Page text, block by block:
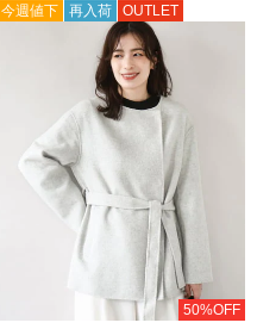
今週値下 再入荷 OUTLET
50%OFF